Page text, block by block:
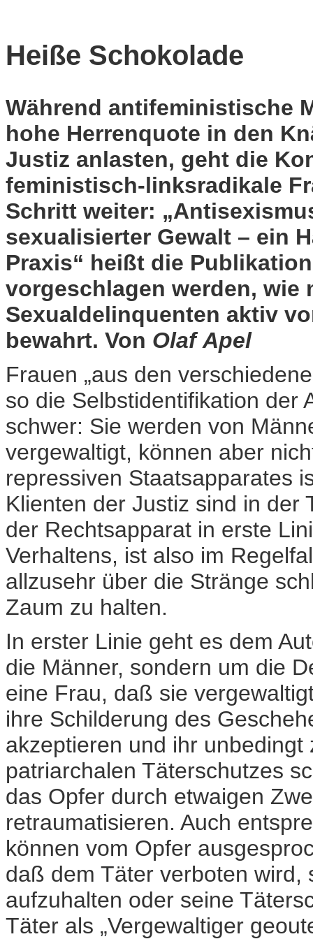
Heiße Schokolade
Während antifeministische
hohe Herrenquote in den
Justiz anlasten, geht die
feministisch-linksradikale
Schritt weiter:
sexualisierter Gewalt – ein
Praxis“ heißt die
vorgeschlagen werden, wie
Sexualdelinquenten aktiv
bewahrt. Von Olaf Apel
Frauen „aus den
so die Selbstidentifikation der
schwer: Sie werden von
vergewaltigt, können aber
repressiven Staatsapparates
Klienten der Justiz sind in der
der Rechtsapparat in erste
Verhaltens, ist also im
allzusehr über die Stränge
Zaum zu halten.
In erster Linie geht es dem
die Männer, sondern um die
eine Frau, daß sie
ihre Schilderung des
akzeptieren und ihr
patriarchalen Täterschutzes
das Opfer durch etwaigen
retraumatisieren. Auch
können vom Opfer
daß dem Täter verboten wird,
aufzuhalten oder seine
Täter als „Vergewaltiger